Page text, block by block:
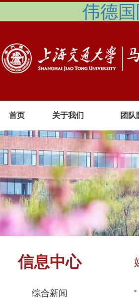
伟德
首页 关于我们 团队
信息中心
综合新闻